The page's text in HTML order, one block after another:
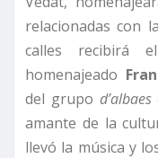
relacionadas con
calles recibirá
homenajeado
del grupo
amante de la
llevó la música y